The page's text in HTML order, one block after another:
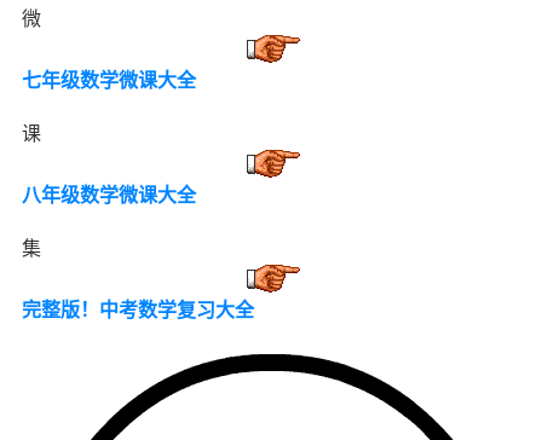
微
七年级数学微课大全
课
八年级数学微课大全
集
完整版！中考数学复习大全